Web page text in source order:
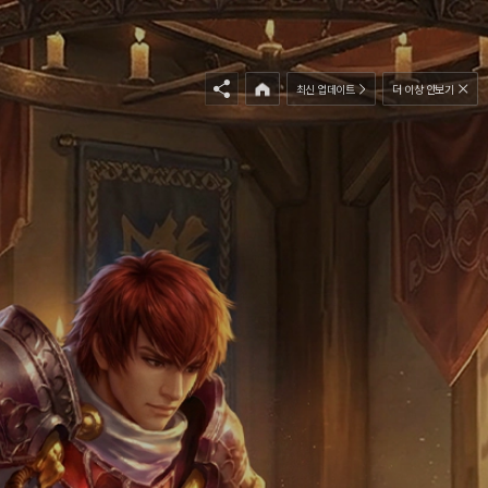
최신 업데이트 더 이상 안보기